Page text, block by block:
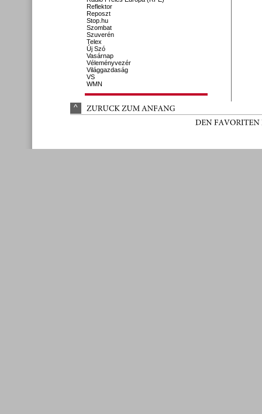
Reflektor
Reposzt
Stop.hu
Szombat
Szuverén
Telex
Új Szó
Vasárnap
Véleményvezér
Világgazdaság
VS
WMN
^ ZURÜCK ZUM ANFANG
DEN FAVORITEN